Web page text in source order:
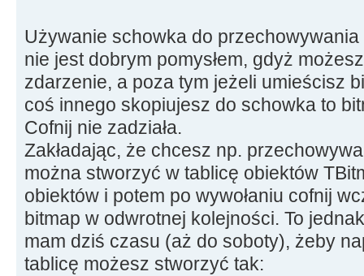
Używanie schowka do
nie jest dobrym pomysłem, gdyż
zdarzenie, a poza tym jeżeli umieścisz
coś innego skopiujesz do schowka to
Cofnij nie zadziała.
Zakładając, że chcesz np.
można stworzyć w tablicę obiektów
obiektów i potem po wywołaniu cofnij
bitmap w odwrotnej kolejności. To
mam dziś czasu (aż do soboty), żeby
tablicę możesz stworzyć tak: